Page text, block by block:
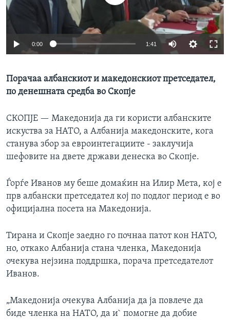
ИНТЕРВЈУА
0:00 1:41
Порачаа албанскиот и македонскиот претседател,
по денешната средба во Скопје
СКОПЈЕ — Македонија да ги користи албанските
искуства за НАТО, а Албанија македонските, кога
станува збор за евроинтегациите - заклучија
шефовите на двете држави денеска во Скопје.
Ѓорѓе Иванов му беше домаќин на Илир Мета, кој е
прв албански претседател кој по подлог период е во
официјална посета на Македонија.
Тирана и Скопје заедно го почнаа патот кон НАТО,
но, откако Албанија стана членка, Македонија
очекува нејзина поддршка, порача претседателот
Иванов.
„Македонија очекува Албанија да ја повлече да
биде членка на НАТО, да и` помогне да добие